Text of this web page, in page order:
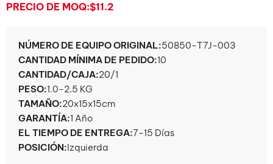
PRECIO DE MOQ:$11.2
NÚMERO DE EQUIPO ORIGINAL:50850-T7J-003
CANTIDAD MÍNIMA DE PEDIDO:10
CANTIDAD/CAJA:20/1
PESO:1.0-2.5 KG
TAMAÑO:20x15x15cm
GARANTÍA:1 Año
EL TIEMPO DE ENTREGA:7-15 Días
POSICIÓN:Izquierda